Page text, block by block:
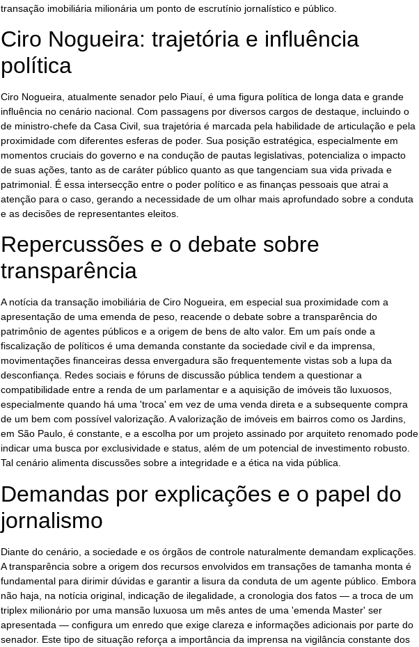
transação imobiliária milionária um ponto de escrutínio jornalístico e público.
Ciro Nogueira: trajetória e influência
política
Ciro Nogueira, atualmente senador pelo Piauí, é uma figura política de longa data e grande
influência no cenário nacional. Com passagens por diversos cargos de destaque, incluindo o
de ministro-chefe da Casa Civil, sua trajetória é marcada pela habilidade de articulação e pela
proximidade com diferentes esferas de poder. Sua posição estratégica, especialmente em
momentos cruciais do governo e na condução de pautas legislativas, potencializa o impacto
de suas ações, tanto as de caráter público quanto as que tangenciam sua vida privada e
patrimonial. É essa intersecção entre o poder político e as finanças pessoais que atrai a
atenção para o caso, gerando a necessidade de um olhar mais aprofundado sobre a conduta
e as decisões de representantes eleitos.
Repercussões e o debate sobre
transparência
A notícia da transação imobiliária de Ciro Nogueira, em especial sua proximidade com a
apresentação de uma emenda de peso, reacende o debate sobre a transparência do
patrimônio de agentes públicos e a origem de bens de alto valor. Em um país onde a
fiscalização de políticos é uma demanda constante da sociedade civil e da imprensa,
movimentações financeiras dessa envergadura são frequentemente vistas sob a lupa da
desconfiança. Redes sociais e fóruns de discussão pública tendem a questionar a
compatibilidade entre a renda de um parlamentar e a aquisição de imóveis tão luxuosos,
especialmente quando há uma 'troca' em vez de uma venda direta e a subsequente compra
de um bem com possível valorização. A valorização de imóveis em bairros como os Jardins,
em São Paulo, é constante, e a escolha por um projeto assinado por arquiteto renomado pode
indicar uma busca por exclusividade e status, além de um potencial de investimento robusto.
Tal cenário alimenta discussões sobre a integridade e a ética na vida pública.
Demandas por explicações e o papel do
jornalismo
Diante do cenário, a sociedade e os órgãos de controle naturalmente demandam explicações.
A transparência sobre a origem dos recursos envolvidos em transações de tamanha monta é
fundamental para dirimir dúvidas e garantir a lisura da conduta de um agente público. Embora
não haja, na notícia original, indicação de ilegalidade, a cronologia dos fatos — a troca de um
triplex milionário por uma mansão luxuosa um mês antes de uma 'emenda Master' ser
apresentada — configura um enredo que exige clareza e informações adicionais por parte do
senador. Este tipo de situação reforça a importância da imprensa na vigilância constante dos